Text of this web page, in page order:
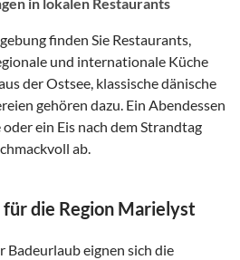
in lokalen Restaurants
finden Sie Restaurants,
und internationale Küche
der Ostsee, klassische dänische
gehören dazu. Ein Abendessen
ein Eis nach dem Strandtag
ab.
die Region Marielyst
Badeurlaub eignen sich die